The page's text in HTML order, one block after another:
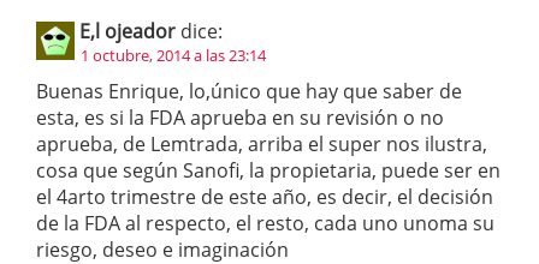
E,l ojeador dice:
1 octubre, 2014 a las 23:14
Buenas Enrique, lo,único que hay que saber de
esta, es si la FDA aprueba en su revisión o no
aprueba, de Lemtrada, arriba el super nos ilustra,
cosa que según Sanofi, la propietaria, puede ser en
el 4arto trimestre de este año, es decir, el decisión
de la FDA al respecto, el resto, cada uno unoma su
riesgo, deseo e imaginación